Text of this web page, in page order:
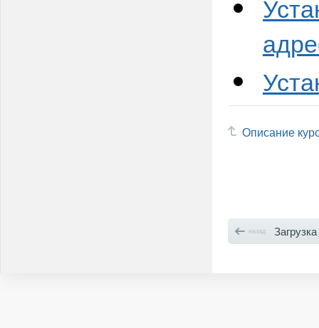
Описание
назад Загрузка мобильного меню